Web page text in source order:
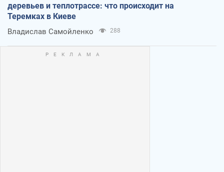
деревьев и теплотрассе: что происходит на
Теремках в Киеве
Владислав Самойленко 288